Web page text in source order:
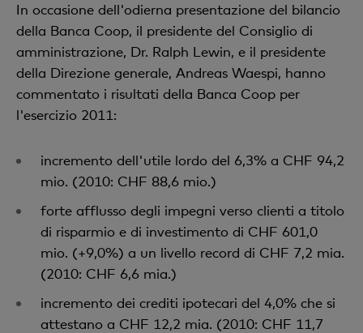
In occasione dell'odierna presentazione del bilancio
della Banca Coop, il presidente del Consiglio di
amministrazione, Dr. Ralph Lewin, e il presidente
della Direzione generale, Andreas Waespi, hanno
commentato i risultati della Banca Coop per
l'esercizio 2011:
incremento dell'utile lordo del 6,3% a CHF 94,2
mio. (2010: CHF 88,6 mio.)
forte afflusso degli impegni verso clienti a titolo
di risparmio e di investimento di CHF 601,0
mio. (+9,0%) a un livello record di CHF 7,2 mia.
(2010: CHF 6,6 mia.)
incremento dei crediti ipotecari del 4,0% che si
attestano a CHF 12,2 mia. (2010: CHF 11,7